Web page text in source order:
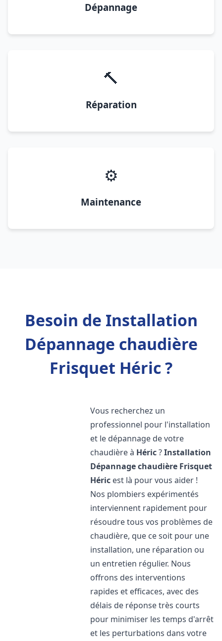
Dépannage
🔨
Réparation
⚙️
Maintenance
Besoin de Installation
Dépannage chaudière
Frisquet Héric ?
Vous recherchez un
professionnel pour l'installation
et le dépannage de votre
chaudière à Héric?Installation
Dépannage chaudière Frisquet
Héric est là pour vous aider !
Nos plombiers expérimentés
interviennent rapidement pour
résoudre tous vos problèmes de
chaudière, que ce soit pour une
installation, une réparation ou
un entretien régulier. Nous
offrons des interventions
rapides et efficaces, avec des
délais de réponse très courts
pour minimiser les temps d'arrêt
et les perturbations dans votre